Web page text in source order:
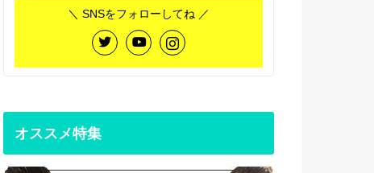
＼ SNSをフォローしてね ／
オススメ特集